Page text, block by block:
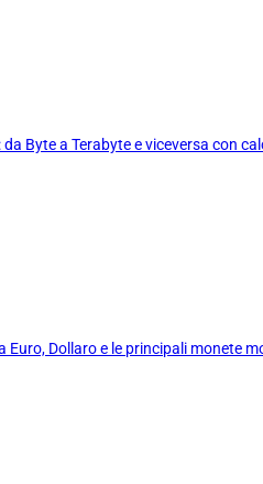
Byte a Terabyte e viceversa con
Dollaro e le principali monete